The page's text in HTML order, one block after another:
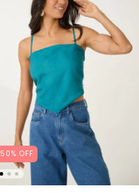
50% OFF